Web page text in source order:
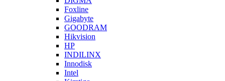
Foxline
Gigabyte
GOODRAM
Hikvision
HP
INDILINX
Innodisk
Intel